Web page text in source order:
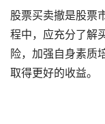
股票买卖撤是股票
程中，应充分了解
险，加强自身素质
取得更好的收益。